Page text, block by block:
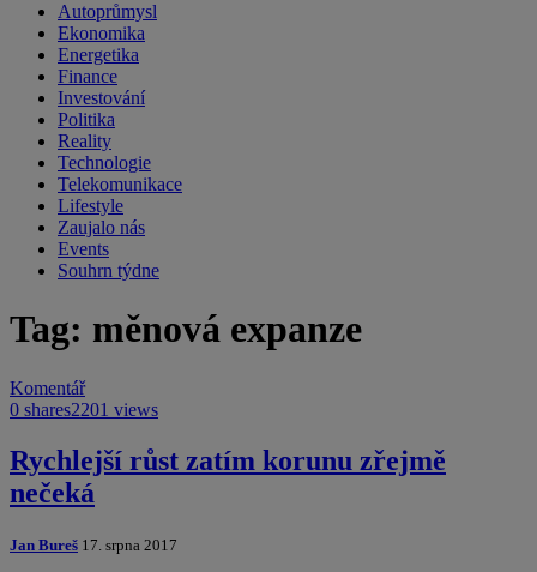
Autoprůmysl
Ekonomika
Energetika
Finance
Investování
Politika
Reality
Technologie
Telekomunikace
Lifestyle
Zaujalo nás
Events
Souhrn týdne
Tag: měnová expanze
Komentář
0 shares2201 views
Rychlejší růst zatím korunu zřejmě
nečeká
Jan Bureš 17. srpna 2017